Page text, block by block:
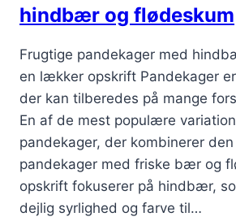
hindbær og flødeskum
Frugtige pandekager med
en lækker opskrift Pandekager
der kan tilberedes på mange
En af de mest populære
pandekager, der kombinerer
pandekager med friske bær og
opskrift fokuserer på hindbær,
dejlig syrlighed og farve til…